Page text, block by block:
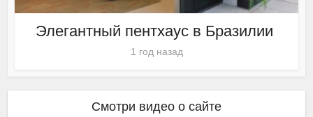
Элегантный пентхаус в Бразилии
1 год назад
Смотри видео о сайте